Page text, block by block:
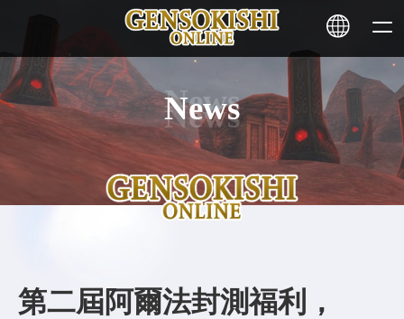
NEWS
STAKING
News
第二屆阿爾法封測福利，